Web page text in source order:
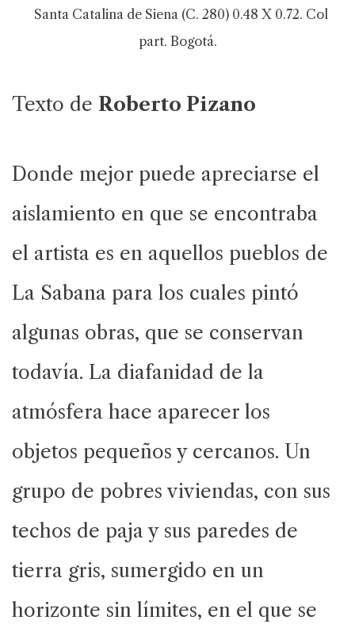
Santa Catalina de Siena (C. 280) 0.48 X 0.72. Col
part. Bogotá.
Texto de Roberto Pizano
Donde mejor puede apreciarse el
aislamiento en que se encontraba
el artista es en aquellos pueblos de
La Sabana para los cuales pintó
algunas obras, que se conservan
todavía. La diafanidad de la
atmósfera hace aparecer los
objetos pequeños y cercanos. Un
grupo de pobres viviendas, con sus
techos de paja y sus paredes de
tierra gris, sumergido en un
horizonte sin límites, en el que se